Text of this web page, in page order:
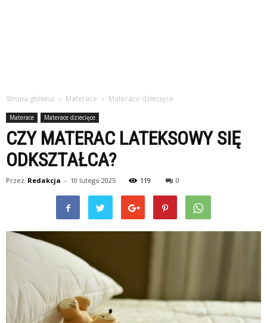
Strona główna Materace Materace dziecięce
Materace Materace dziecięce
CZY MATERAC LATEKSOWY SIĘ
ODKSZTAŁCA?
Przez Redakcja - 10 lutego 2025 119 0